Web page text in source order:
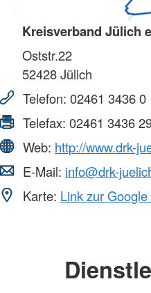
Kreisverband Jülich
Oststr.22
52428Jülich
Telefon: 02461 3436 0
Telefax: 02461 3436
Web: http://www.drk-
E-Mail: info@drk-
Karte: Link zur